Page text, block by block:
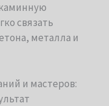
связать
металла и
и мастеров: